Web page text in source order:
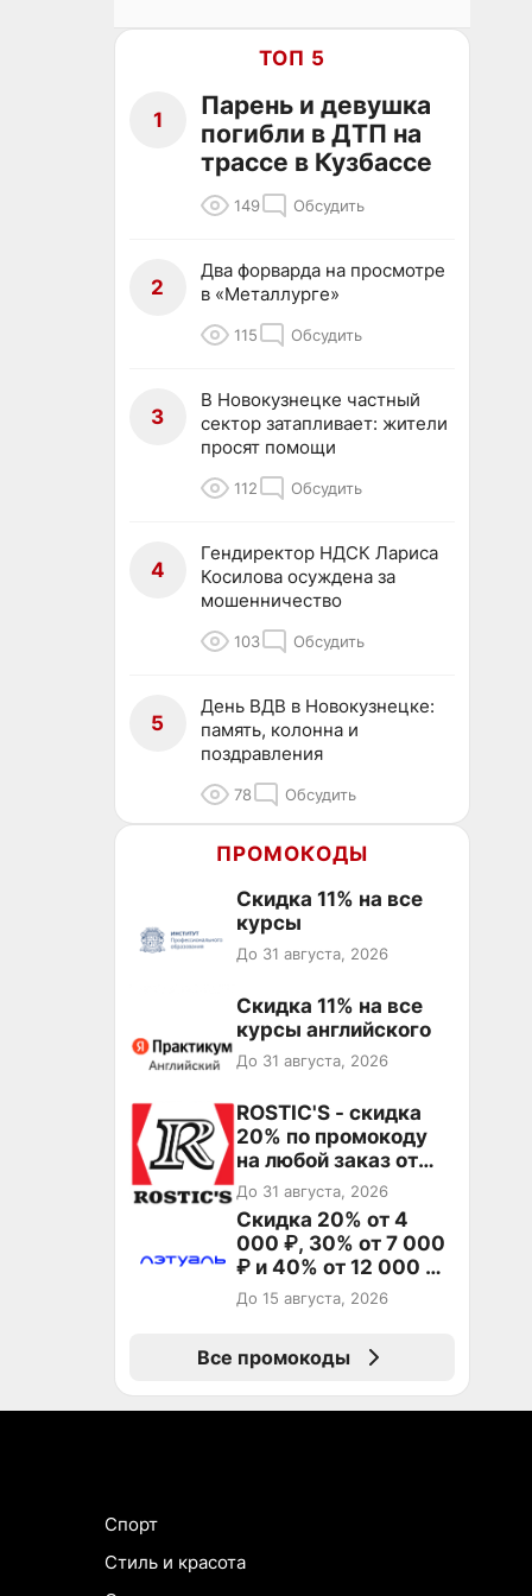
ТОП 5
1
Парень и девушка
погибли в ДТП на
трассе в Кузбассе
149 Обсудить
2
Два форварда на просмотре
в «Металлурге»
115 Обсудить
3
В Новокузнецке частный
сектор затапливает: жители
просят помощи
112 Обсудить
4
Гендиректор НДСК Лариса
Косилова осуждена за
мошенничество
103 Обсудить
5
День ВДВ в Новокузнецке:
память, колонна и
поздравления
78 Обсудить
ПРОМОКОДЫ
Скидка 11% на все
курсы
До 31 августа, 2026
Скидка 11% на все
курсы английского
До 31 августа, 2026
ROSTIC'S - скидка
20% по промокоду
на любой заказ от
3199₽!
До 31 августа, 2026
Скидка 20% от 4
000 ₽, 30% от 7 000
₽ и 40% от 12 000 ₽
на первый и все
повторные заказы по
До 15 августа, 2026
Все промокоды
Спорт
Стиль и красота